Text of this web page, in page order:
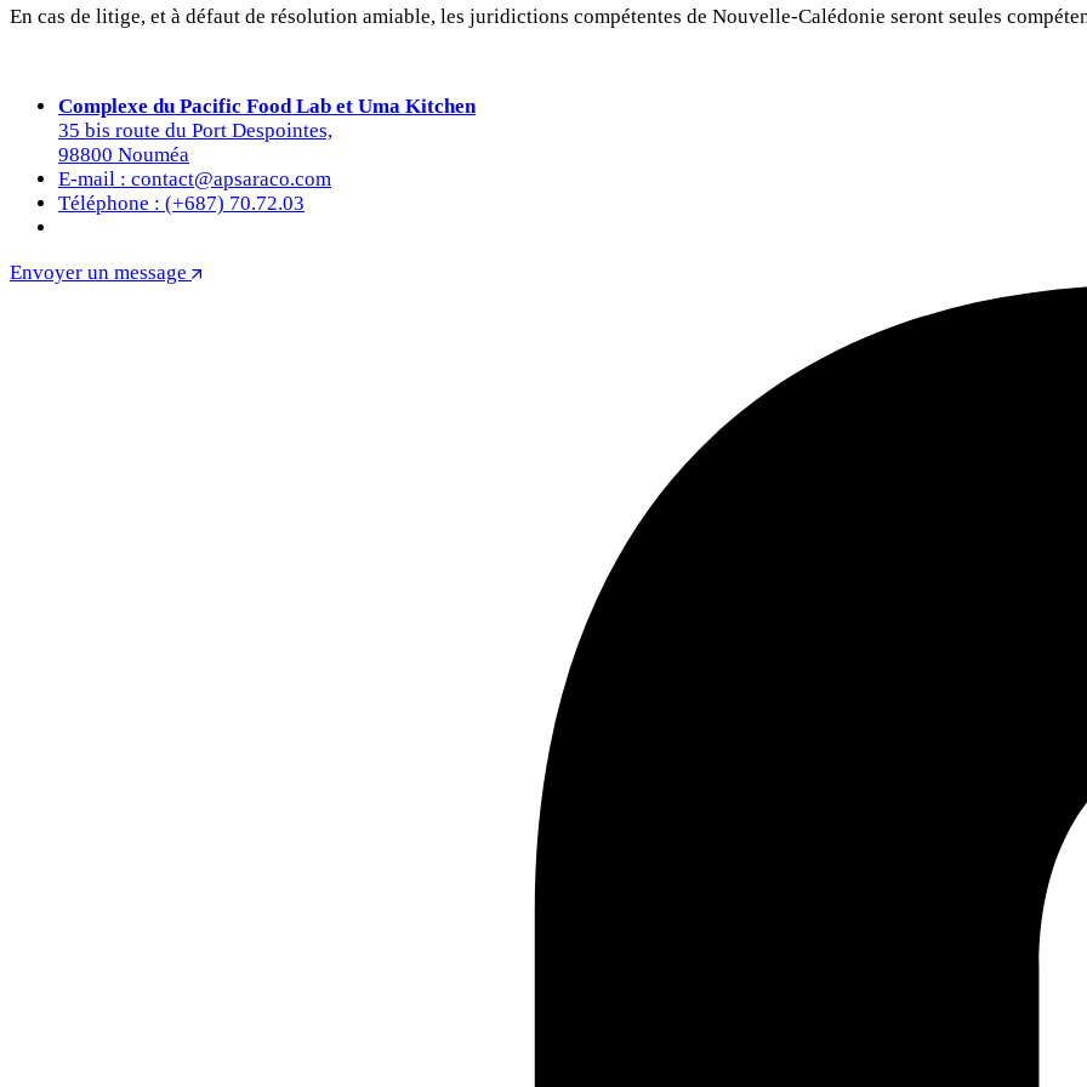
En cas de litige, et à défaut de résolution amiable, les juridictions compétentes de Nouvelle-Calédonie seront seules
Complexe du Pacific Food Lab et Uma Kitchen
35 bis route du Port Despointes,
98800 Nouméa
E-mail : contact@apsaraco.com
Téléphone : (+687) 70.72.03
Envoyer un message